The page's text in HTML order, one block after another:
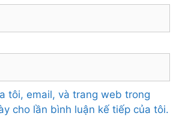
tôi, email, và trang web trong
cho lần bình luận kế tiếp của tôi.